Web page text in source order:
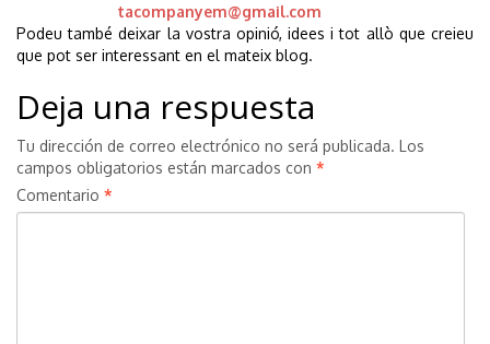
tacompanyem@gmail.com
Podeu també deixar la vostra opinió, idees i tot allò que creieu
que pot ser interessant en el mateix blog.
Deja una respuesta
Tu dirección de correo electrónico no será publicada. Los
campos obligatorios están marcados con *
Comentario *